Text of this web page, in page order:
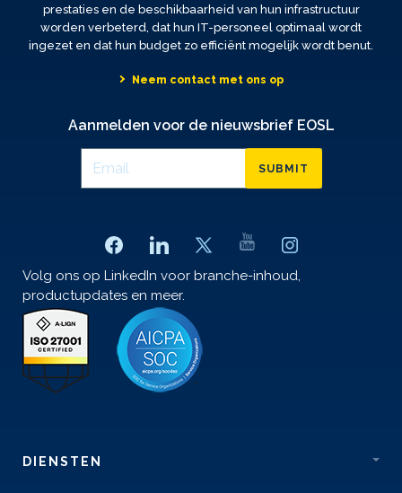
prestaties en de beschikbaarheid van hun infrastructuur
worden verbeterd, dat hun IT-personeel optimaal wordt
ingezet en dat hun budget zo efficiënt mogelijk wordt benut.
Neem contact met ons op
Aanmelden voor de nieuwsbrief EOSL
SUBMIT
Volg ons op LinkedIn voor branche-inhoud,
productupdates en meer.
DIENSTEN